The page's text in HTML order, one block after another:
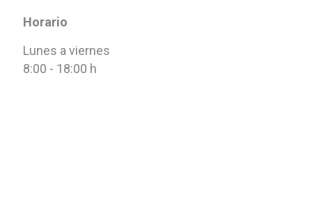
Horario
Lunes a viernes
8:00 - 18:00 h